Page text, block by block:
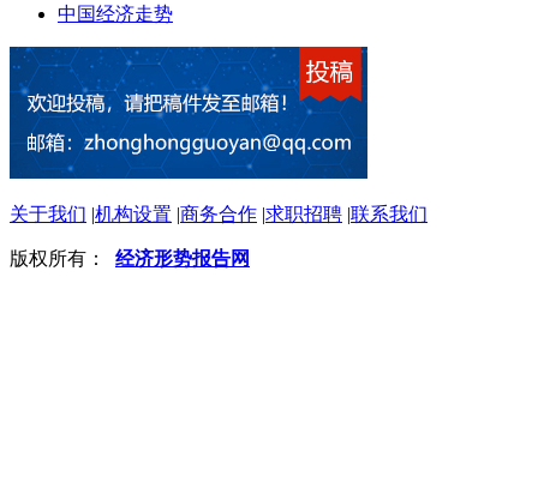
中国经济走势
关于我们 |机构设置 |商务合作 |求职招聘 |联系我们
版权所有： 经济形势报告网